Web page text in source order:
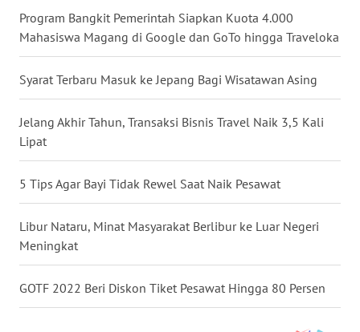
Program Bangkit Pemerintah Siapkan Kuota 4.000
Mahasiswa Magang di Google dan GoTo hingga Traveloka
Syarat Terbaru Masuk ke Jepang Bagi Wisatawan Asing
Jelang Akhir Tahun, Transaksi Bisnis Travel Naik 3,5 Kali
Lipat
5 Tips Agar Bayi Tidak Rewel Saat Naik Pesawat
Libur Nataru, Minat Masyarakat Berlibur ke Luar Negeri
Meningkat
GOTF 2022 Beri Diskon Tiket Pesawat Hingga 80 Persen
PAPUA
BARAT
WN
RIAU
WN